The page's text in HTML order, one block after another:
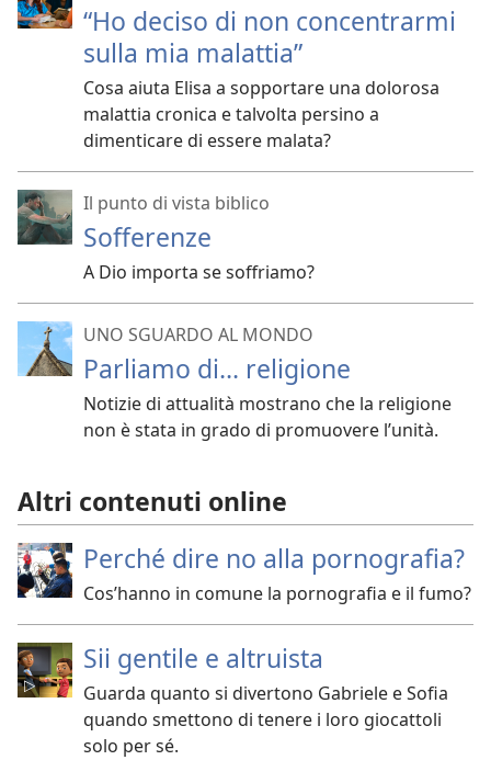
“Ho deciso di non concentrarmi
sulla mia malattia”
Cosa aiuta Elisa a sopportare una dolorosa
malattia cronica e talvolta persino a
dimenticare di essere malata?
Il punto di vista biblico
Sofferenze
A Dio importa se soffriamo?
UNO SGUARDO AL MONDO
Parliamo di... religione
Notizie di attualità mostrano che la religione
non è stata in grado di promuovere l’unità.
Altri contenuti online
Perché dire no alla pornografia?
Cos’hanno in comune la pornografia e il fumo?
Sii gentile e altruista
Guarda quanto si divertono Gabriele e Sofia
quando smettono di tenere i loro giocattoli
solo per sé.